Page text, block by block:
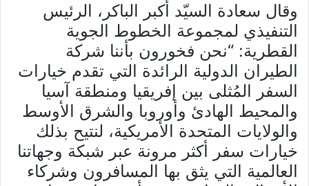
وقال سعادة السيّد أكبر الباكر، الرئيس
التنفيذي لمجموعة الخطوط الجوية
القطرية: “نحن فخورون بأننا شركة
الطيران الدولية الرائدة التي تقدم خيارات
السفر المُثلى بين إفريقيا ومنطقة آسيا
والمحيط الهادئ وأوروبا والشرق الأوسط
والولايات المتحدة الأمريكية، لنتيح بذلك
خيارات سفر أكثر مرونة عبر شبكة وجهاتنا
العالمية التي يثق بها المسافرون وشركاء